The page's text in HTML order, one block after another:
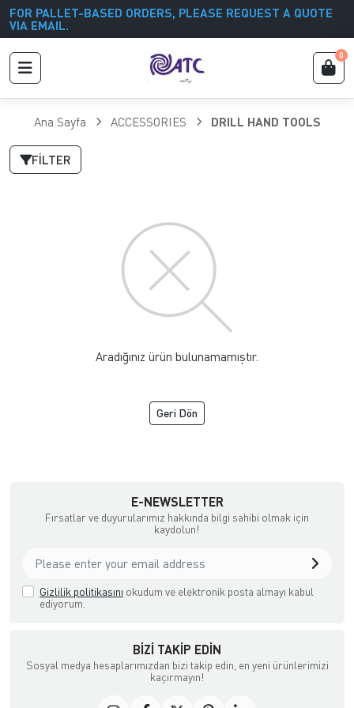
FOR PALLET-BASED ORDERS, PLEASE REQUEST A QUOTE
VIA EMAIL.
0
Ana Sayfa ACCESSORIES DRILL HAND TOOLS
FILTER
Aradığınız ürün bulunamamıştır.
Geri Dön
E-NEWSLETTER
Fırsatlar ve duyurularımız hakkında bilgi sahibi olmak için
kaydolun!
Gizlilik politikasını okudum ve elektronik posta almayı kabul
ediyorum.
BIZI TAKIP EDIN
Sosyal medya hesaplarımızdan bizi takip edin, en yeni ürünlerimizi
kaçırmayın!